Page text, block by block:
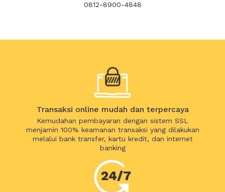
0812-8900-4848
Transaksi online mudah dan terpercaya
Kemudahan pembayaran dengan sistem SSL
menjamin 100% keamanan transaksi yang dilakukan
melalui bank transfer, kartu kredit, dan internet
banking